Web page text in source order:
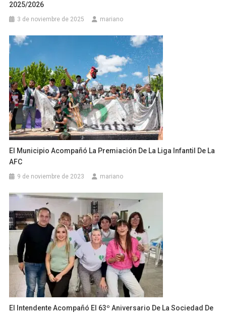
2025/2026
3 de noviembre de 2025 mariano
El Municipio Acompañó La Premiación De La Liga Infantil De La
AFC
9 de noviembre de 2023 mariano
El Intendente Acompañó El 63º Aniversario De La Sociedad De